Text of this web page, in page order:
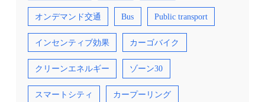
オンデマンド交通 Bus Public transport
インセンティブ効果 カーゴバイク
クリーンエネルギー ゾーン30
スマートシティ カープーリング